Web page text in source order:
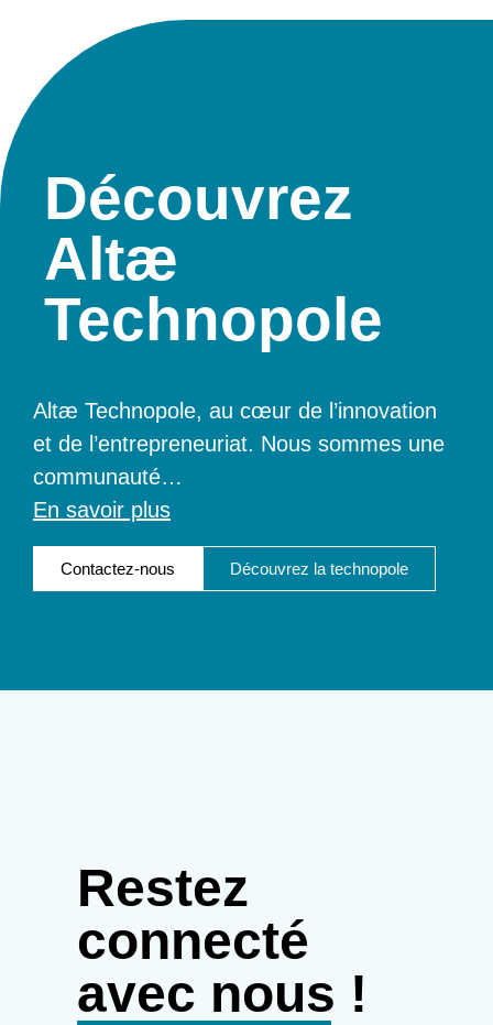
Découvrez
Altæ
Technopole
Altæ Technopole, au cœur de l’innovation
et de l’entrepreneuriat. Nous sommes une
communauté…
En savoir plus
Contactez-nous Découvrez la technopole
Restez
connecté
avec nous !